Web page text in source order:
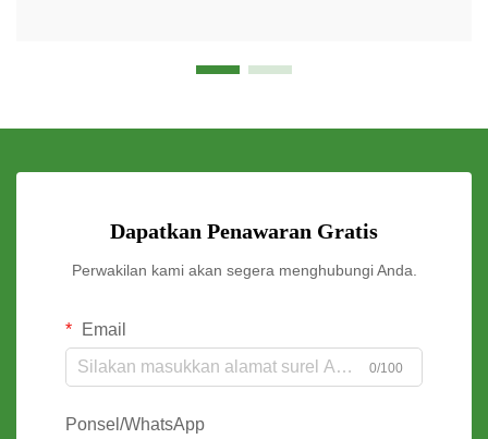
Dapatkan Penawaran Gratis
Perwakilan kami akan segera menghubungi Anda.
Email
0/100
Ponsel/WhatsApp